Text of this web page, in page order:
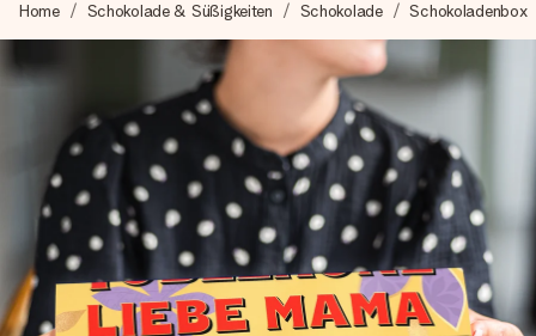
Wir bereiten dein Geschenk sorgfältig vor und schicken es
blitzschnell – damit du es genau zum richtigen Zeitpunkt
überreichen kannst, wenn es am meisten zählt.
4,8 (basierend auf +15.000 Bewertungen)
Unsere Geschenke begeistern. Kunden bewerten uns mit
4,8 bei Google Reviews (Gesamtergebnis aller Länder, in
die wir versenden).
Home Schokolade & Süßigkeiten Schokolade Schokoladenbox